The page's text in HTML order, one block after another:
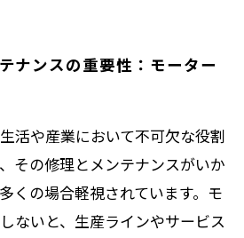
ナンスの重要性：モーター
活や産業において不可欠な役割
その修理とメンテナンスがいか
くの場合軽視されています。モ
ないと、生産ラインやサービス